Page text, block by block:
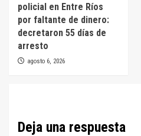
policial en Entre Ríos
por faltante de dinero:
decretaron 55 días de
arresto
agosto 6, 2026
Deja una respuesta